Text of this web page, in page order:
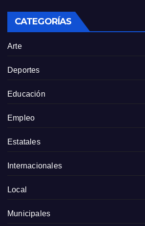
CATEGORÍAS
Arte
Deportes
Educación
Empleo
Estatales
Internacionales
Local
Municipales